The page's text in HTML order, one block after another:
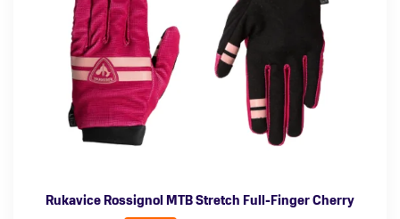
Rukavice Rossignol MTB Stretch Full-Finger Cherry